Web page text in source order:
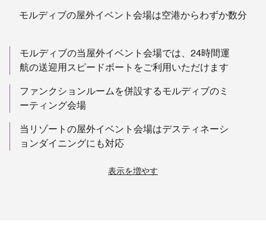
モルディブの屋外イベント会場は空港からわずか数分
モルディブの当屋外イベント会場では、24時間運
航の送迎用スピードボートをご利用いただけます
ファンクションルームを併設するモルディブのミ
ーティング会場
当リゾートの屋外イベント会場はデスティネーシ
ョンダイニングにも対応
表示を増やす